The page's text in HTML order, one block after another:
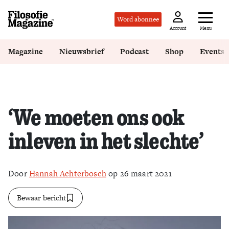
Word abonnee
Account Menu
Magazine Nieuwsbrief Podcast Shop Events
‘We moeten ons ook
inleven in het slechte’
DoorHannah Achterboschop 26 maart 2021
Bewaar bericht